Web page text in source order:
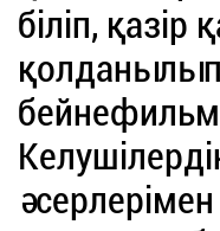
біліп,
бейнефильм